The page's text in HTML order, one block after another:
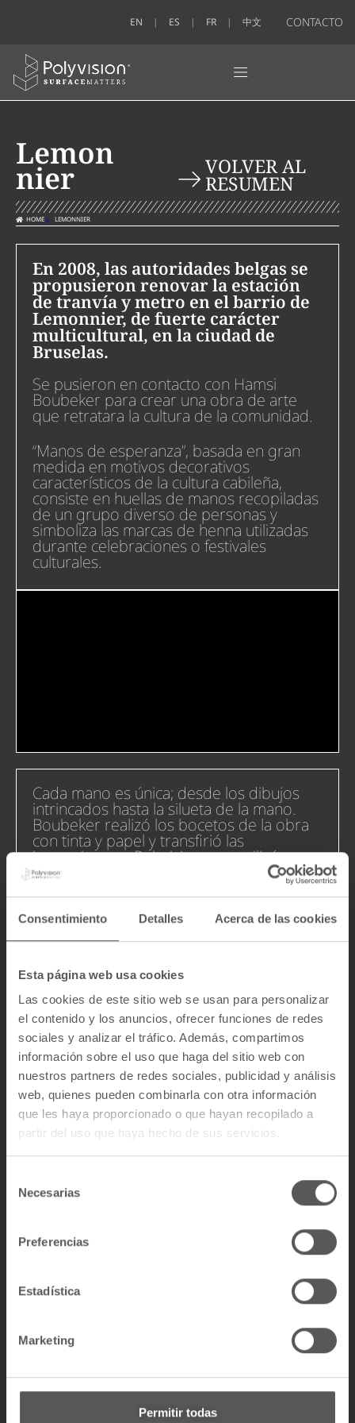
Consentimiento Detalles Acerca de las cookies
Esta página web usa cookies
Las cookies de este sitio web se usan para personalizar
el contenido y los anuncios, ofrecer funciones de redes
sociales y analizar el tráfico. Además, compartimos
información sobre el uso que haga del sitio web con
nuestros partners de redes sociales, publicidad y análisis
web, quienes pueden combinarla con otra información
que les haya proporcionado o que hayan recopilado a
partir del uso que haya hecho de sus servicios.
Necesarias
Preferencias
Estadística
Marketing
Permitir todas
EN ES FR 中文 CONTACTO
Lemon
nier VOLVER AL
RESUMEN
HOME LEMONNIER
En 2008, las autoridades belgas se
propusieron renovar la estación
de tranvía y metro en el barrio de
Lemonnier, de fuerte carácter
multicultural, en la ciudad de
Bruselas.
Se pusieron en contacto con Hamsi
Boubeker para crear una obra de arte
que retratara la cultura de la comunidad.
“Manos de esperanza”, basada en gran
medida en motivos decorativos
característicos de la cultura cabileña,
consiste en huellas de manos recopiladas
de un grupo diverso de personas y
simboliza las marcas de henna utilizadas
durante celebraciones o festivales
culturales.
Cada mano es única; desde los dibujos
intrincados hasta la silueta de la mano.
Boubeker realizó los bocetos de la obra
con tinta y papel y transfirió las
impresiones a Polyvision, que utilizó su
proceso semiautomático de serigrafía en
mesa plana para producir un producto
artesanal y resistente en CeramicSteel.
Fecha de finalización2008
ClienteMinistère de la Région de
Bruxelles – Capitale
Área1100 m2
ArtistaHamsi Boubeker